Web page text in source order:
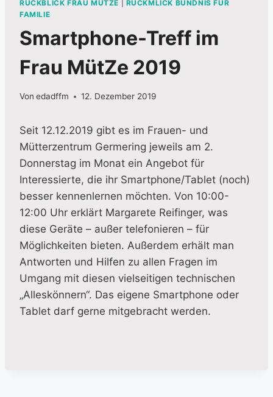
RÜCKBLICK FRAU MÜTZE
RÜCKMLICK BÜNDNIS FÜR
FAMILIE
Smartphone-Treff im
Frau MütZe 2019
Von edadffm 12. Dezember 2019
Seit 12.12.2019 gibt es im Frauen- und
Mütterzentrum Germering jeweils am 2.
Donnerstag im Monat ein Angebot für
Interessierte, die ihr Smartphone/Tablet (noch)
besser kennenlernen möchten. Von 10:00-
12:00 Uhr erklärt Margarete Reifinger, was
diese Geräte – außer telefonieren – für
Möglichkeiten bieten. Außerdem erhält man
Antworten und Hilfen zu allen Fragen im
Umgang mit diesen vielseitigen technischen
„Alleskönnern“. Das eigene Smartphone oder
Tablet darf gerne mitgebracht werden.